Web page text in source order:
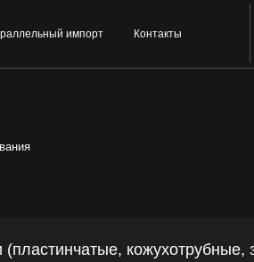
Контакты
кожухотрубные, змеевиковые):